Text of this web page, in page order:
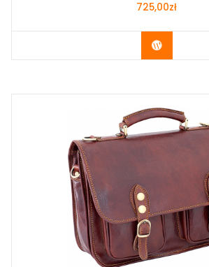
725,00zł
Buy Now